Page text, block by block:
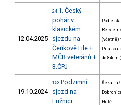
12.04.2025
24 1. Český
pohár v
klasickém
sjezdu na
Čeňkově Pile +
MČR veteránů +
3.ČPJ
Podle
(včetně)
Pila
do 84cm
19.10.2024
153 Podzimní
sjezd na
Lužnici
Řeka
Hutě